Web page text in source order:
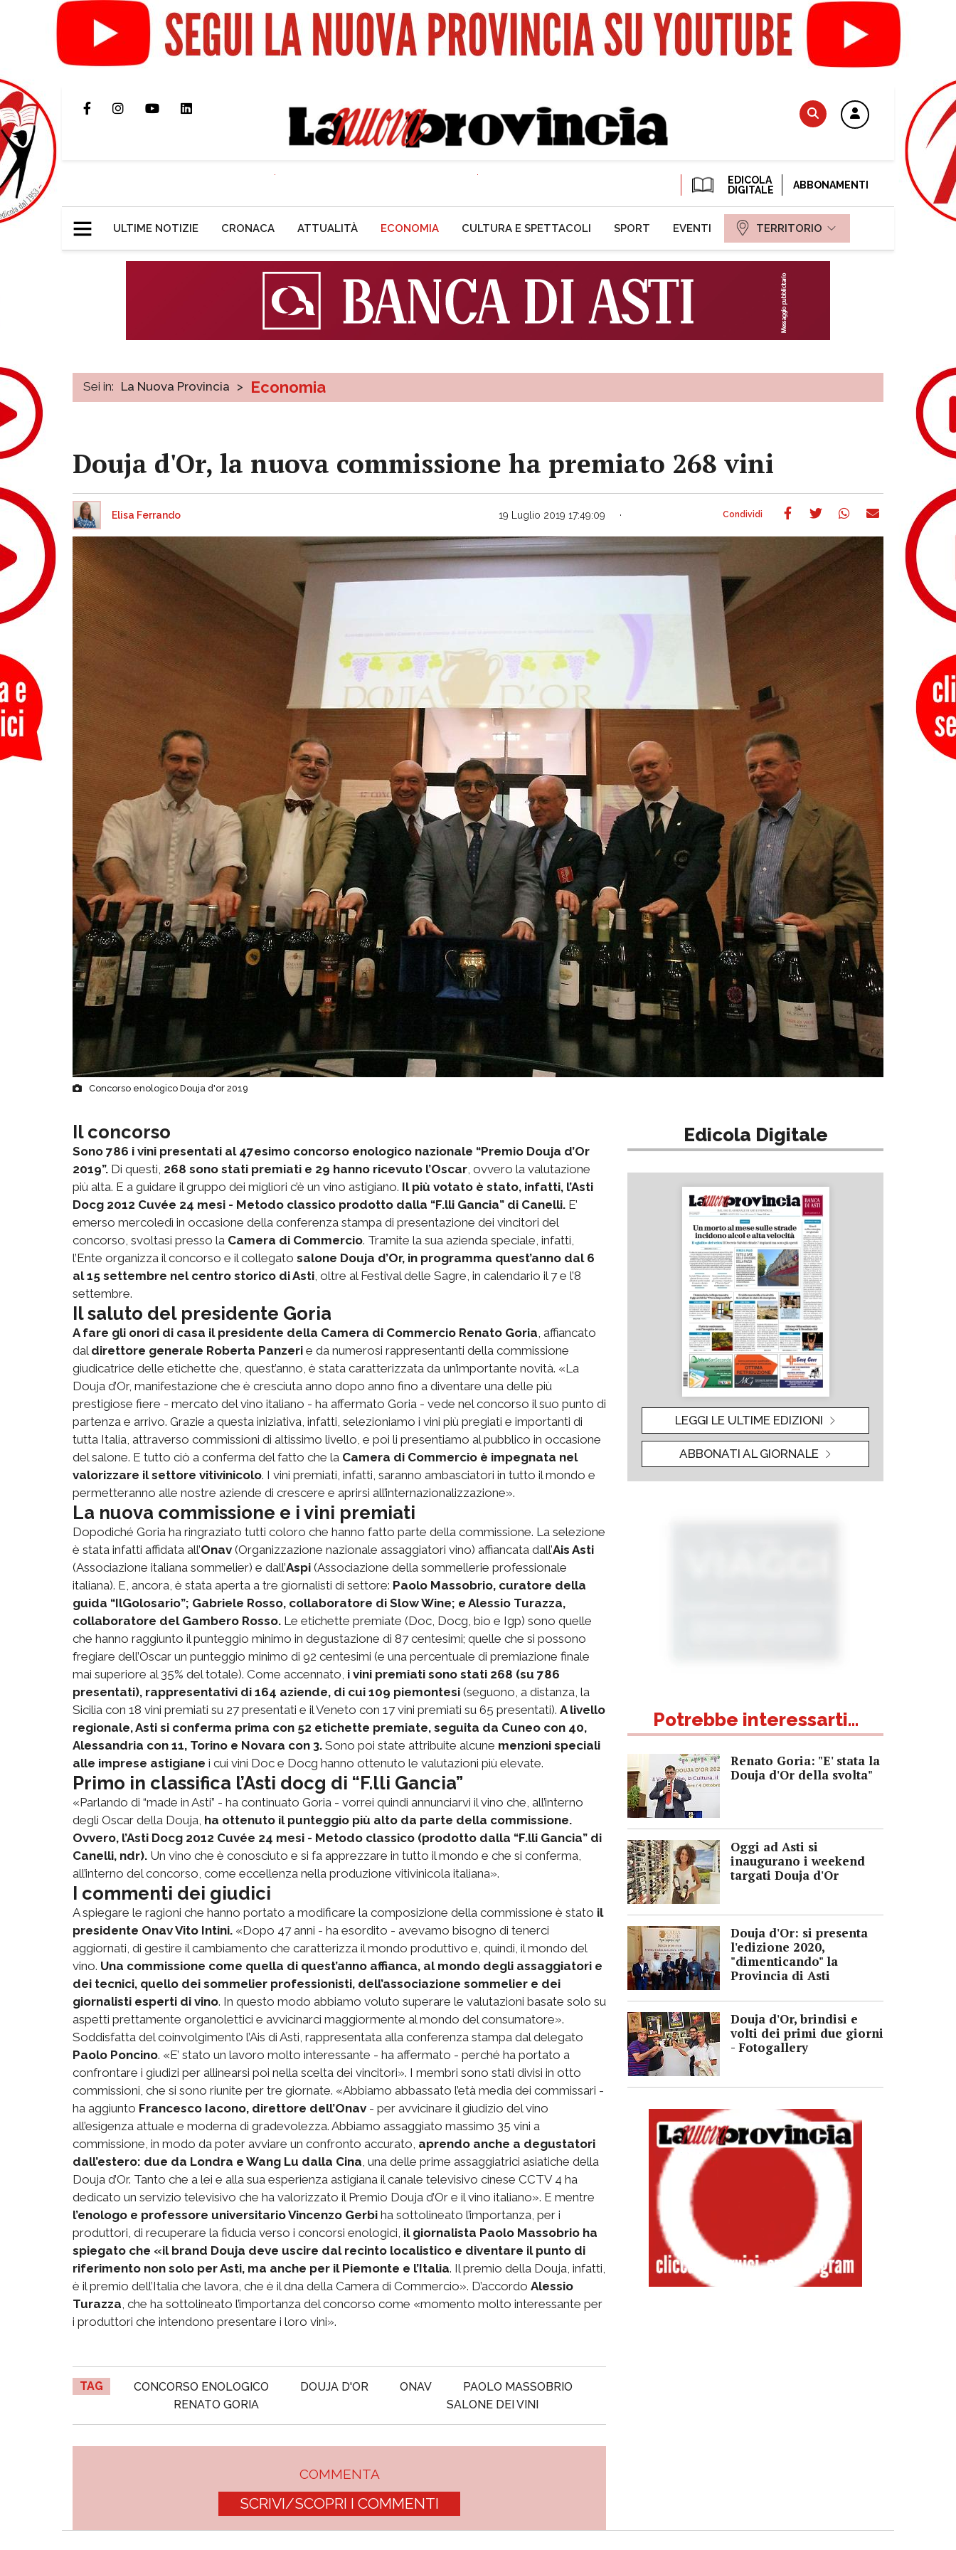
EDICOLA
DIGITALE
ABBONAMENTI
ULTIME NOTIZIE CRONACA ATTUALITÀ ECONOMIA CULTURA E SPETTACOLI SPORT EVENTI TERRITORIO
Sei in: La Nuova Provincia > Economia
Douja d'Or, la nuova commissione ha premiato 268 vini
Elisa Ferrando 19 Luglio 2019 17:49:09
Concorso enologico Douja d'or 2019
Il concorso
Sono 786 i vini presentati al 47esimo concorso enologico nazionale “Premio Douja d’Or
2019”. Di questi, 268 sono stati premiati e 29 hanno ricevuto l’Oscar , ovvero la valutazione
più alta. E a guidare il gruppo dei migliori c’è un vino astigiano. Il più votato è stato, infatti, l’Asti
Docg 2012 Cuvée 24 mesi - Metodo classico prodotto dalla “F.lli Gancia” di Canelli. E’
emerso mercoledì in occasione della conferenza stampa di presentazione dei vincitori del
concorso, svoltasi presso la Camera di Commercio. Tramite la sua azienda speciale, infatti,
l’Ente organizza il concorso e il collegato salone Douja d’Or, in programma quest’anno dal 6
al 15 settembre nel centro storico di Asti , oltre al Festival delle Sagre, in calendario il 7 e l’8
settembre.
Il saluto del presidente Goria
A fare gli onori di casa il presidente della Camera di Commercio Renato Goria , affiancato
dal direttore generale Roberta Panzeri e da numerosi rappresentanti della commissione
giudicatrice delle etichette che, quest’anno, è stata caratterizzata da un’importante novità. «La
Douja d’Or, manifestazione che è cresciuta anno dopo anno fino a diventare una delle più
prestigiose fiere - mercato del vino italiano - ha affermato Goria - vede nel concorso il suo punto di
partenza e arrivo. Grazie a questa iniziativa, infatti, selezioniamo i vini più pregiati e importanti di
tutta Italia, attraverso commissioni di altissimo livello, e poi li presentiamo al pubblico in occasione
del salone. E tutto ciò a conferma del fatto che la Camera di Commercio è impegnata nel
valorizzare il settore vitivinicolo. I vini premiati, infatti, saranno ambasciatori in tutto il mondo e
permetteranno alle nostre aziende di crescere e aprirsi all’internazionalizzazione».
La nuova commissione e i vini premiati
Dopodiché Goria ha ringraziato tutti coloro che hanno fatto parte della commissione. La selezione
è stata infatti affidata all’Onav (Organizzazione nazionale assaggiatori vino) affiancata dall’Ais Asti
(Associazione italiana sommelier) e dall’Aspi (Associazione della sommellerie professionale
italiana). E, ancora, è stata aperta a tre giornalisti di settore: Paolo Massobrio, curatore della
guida “IlGolosario”; Gabriele Rosso, collaboratore di Slow Wine; e Alessio Turazza,
collaboratore del Gambero Rosso. Le etichette premiate (Doc, Docg, bio e Igp) sono quelle
che hanno raggiunto il punteggio minimo in degustazione di 87 centesimi; quelle che si possono
fregiare dell’Oscar un punteggio minimo di 92 centesimi (e una percentuale di premiazione finale
mai superiore al 35% del totale). Come accennato, i vini premiati sono stati 268 (su 786
presentati), rappresentativi di 164 aziende, di cui 109 piemontesi (seguono, a distanza, la
Sicilia con 18 vini premiati su 27 presentati e il Veneto con 17 vini premiati su 65 presentati). A livello
regionale, Asti si conferma prima con 52 etichette premiate, seguita da Cuneo con 40,
Alessandria con 11, Torino e Novara con 3. Sono poi state attribuite alcune menzioni speciali
alle imprese astigiane i cui vini Doc e Docg hanno ottenuto le valutazioni più elevate.
Primo in classifica l’Asti docg di “F.lli Gancia”
«Parlando di “made in Asti” - ha continuato Goria - vorrei quindi annunciarvi il vino che, all’interno
degli Oscar della Douja, ha ottenuto il punteggio più alto da parte della commissione.
Ovvero, l’Asti Docg 2012 Cuvée 24 mesi - Metodo classico (prodotto dalla “F.lli Gancia” di
Canelli, ndr). Un vino che è conosciuto e si fa apprezzare in tutto il mondo e che si conferma,
all’interno del concorso, come eccellenza nella produzione vitivinicola italiana».
I commenti dei giudici
A spiegare le ragioni che hanno portato a modificare la composizione della commissione è stato il
presidente Onav Vito Intini. «Dopo 47 anni - ha esordito - avevamo bisogno di tenerci
aggiornati, di gestire il cambiamento che caratterizza il mondo produttivo e, quindi, il mondo del
vino. Una commissione come quella di quest’anno affianca, al mondo degli assaggiatori e
dei tecnici, quello dei sommelier professionisti, dell’associazione sommelier e dei
giornalisti esperti di vino. In questo modo abbiamo voluto superare le valutazioni basate solo su
aspetti prettamente organolettici e avvicinarci maggiormente al mondo del consumatore».
Soddisfatta del coinvolgimento l’Ais di Asti, rappresentata alla conferenza stampa dal delegato
Paolo Poncino. «E’ stato un lavoro molto interessante - ha affermato - perché ha portato a
confrontare i giudizi per allinearsi poi nella scelta dei vincitori». I membri sono stati divisi in otto
commissioni, che si sono riunite per tre giornate. «Abbiamo abbassato l’età media dei commissari -
ha aggiunto Francesco Iacono, direttore dell’Onav - per avvicinare il giudizio del vino
all’esigenza attuale e moderna di gradevolezza. Abbiamo assaggiato massimo 35 vini a
commissione, in modo da poter avviare un confronto accurato, aprendo anche a degustatori
dall’estero: due da Londra e Wang Lu dalla Cina , una delle prime assaggiatrici asiatiche della
Douja d’Or. Tanto che a lei e alla sua esperienza astigiana il canale televisivo cinese CCTV 4 ha
dedicato un servizio televisivo che ha valorizzato il Premio Douja d’Or e il vino italiano». E mentre
l’enologo e professore universitario Vincenzo Gerbi ha sottolineato l’importanza, per i
produttori, di recuperare la fiducia verso i concorsi enologici, il giornalista Paolo Massobrio ha
spiegato che «il brand Douja deve uscire dal recinto localistico e diventare il punto di
riferimento non solo per Asti, ma anche per il Piemonte e l’Italia. Il premio della Douja, infatti,
è il premio dell’Italia che lavora, che è il dna della Camera di Commercio». D’accordo Alessio
Turazza , che ha sottolineato l’importanza del concorso come «momento molto interessante per
i produttori che intendono presentare i loro vini».
TAG CONCORSO ENOLOGICO DOUJA D'OR ONAV
PAOLO MASSOBRIO
RENATO GORIA
SALONE DEI VINI
COMMENTA
SCRIVI/SCOPRI I COMMENTI
Edicola Digitale
LEGGI LE ULTIME EDIZIONI
ABBONATI AL GIORNALE
Potrebbe interessarti...
Renato Goria: "E' stata la
Douja d'Or della svolta"
Oggi ad Asti si
inaugurano i weekend
targati Douja d'Or
Douja d'Or: si presenta
l'edizione 2020,
"dimenticando" la
Provincia di Asti
Douja d'Or, brindisi e
volti dei primi due giorni
- Fotogallery